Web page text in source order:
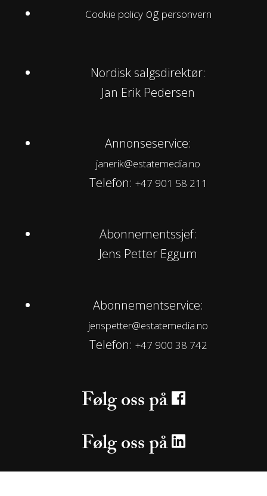
Cookie policyog personvern
Nordisk salgsdirektør:
Jan Erik Pedersen
Annonseservice:
janerik@estatemedia.no
Telefon: +47 901 58 211
Abonnementssjef:
Jens Petter Eggum
Abonnementservice:
jenspetter@estatemedia.no
Telefon: +47 900 38 742
Følg oss på
Følg oss på